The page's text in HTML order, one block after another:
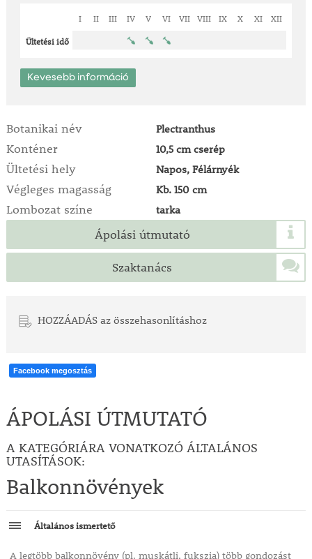
I II III IV V VI VII VIII IX X XI XII
Ültetési idő
Kevesebb információ
Botanikai név Plectranthus
Konténer 10,5 cm cserép
Ültetési hely Napos, Félárnyék
Végleges magasság Kb. 150 cm
Lombozat színe tarka
Ápolási útmutató
Szaktanács
HOZZÁADÁS az összehasonlításhoz
Facebook megosztás
ÁPOLÁSI ÚTMUTATÓ
A KATEGÓRIÁRA VONATKOZÓ ÁLTALÁNOS
UTASÍTÁSOK:
Balkonnövények
Általános ismertető
A legtöbb balkonnövény (pl. muskátli, fukszia) több gondozást